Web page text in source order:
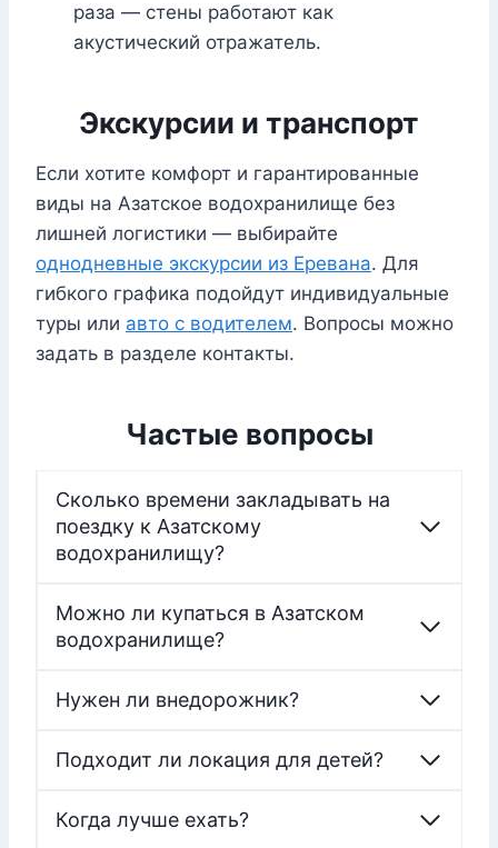
раза — стены работают как
акустический отражатель.
Экскурсии и транспорт
Если хотите комфорт и гарантированные
виды на Азатское водохранилище без
лишней логистики — выбирайте
однодневные экскурсии из Еревана. Для
гибкого графика подойдут индивидуальные
туры или авто с водителем. Вопросы можно
задать в разделе контакты.
Частые вопросы
Сколько времени закладывать на
поездку к Азатскому
водохранилищу?
Можно ли купаться в Азатском
водохранилище?
Нужен ли внедорожник?
Подходит ли локация для детей?
Когда лучше ехать?